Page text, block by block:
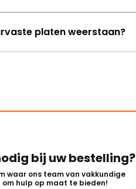
platen weerstaan?
bij uw bestelling?
waar ons team van vakkundige
hulp op maat te bieden!